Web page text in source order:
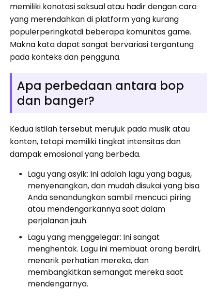
memiliki konotasi seksual atau hadir dengan cara
yang merendahkan di platform yang kurang
populerperingkatdi beberapa komunitas game.
Makna kata dapat sangat bervariasi tergantung
pada konteks dan pengguna.
Apa perbedaan antara bop
dan banger?
Kedua istilah tersebut merujuk pada musik atau
konten, tetapi memiliki tingkat intensitas dan
dampak emosional yang berbeda.
Lagu yang asyik: Ini adalah lagu yang bagus,
menyenangkan, dan mudah disukai yang bisa
Anda senandungkan sambil mencuci piring
atau mendengarkannya saat dalam
perjalanan jauh.
Lagu yang menggelegar: Ini sangat
menghentak. Lagu ini membuat orang berdiri,
menarik perhatian mereka, dan
membangkitkan semangat mereka saat
mendengarnya.